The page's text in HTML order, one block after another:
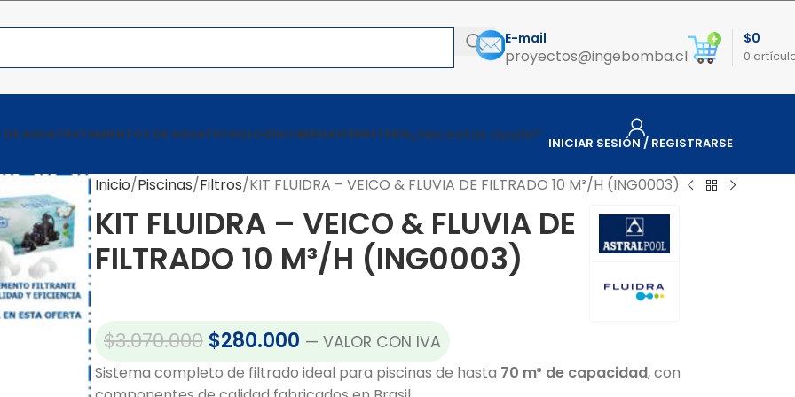
E-mail
proyectos@ingebomba.cl 0
$0
DE AGUATRATAMIENTOS DE AGUATECNOLOGÍACIBERDAYFERRETERÍA¿Necesitas ayuda? INICIAR SESIÓN / REGISTRARSE
Inicio Piscinas Filtros KIT FLUIDRA – VEICO & FLUVIA DE FILTRADO 10 M³/H (ING0003)
KIT FLUIDRA – VEICO & FLUVIA DE
FILTRADO 10 M³/H (ING0003)
$3.070.000 $280.000 — VALOR CON IVA
Sistema completo de filtrado ideal para piscinas de hasta 70 m³ de capacidad, con